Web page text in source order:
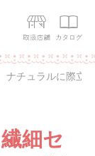
ナチュラルに際立
細セ